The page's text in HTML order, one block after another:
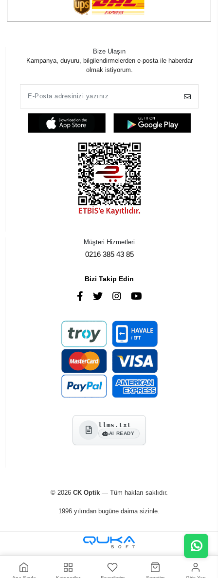
Bize Ulaşın
Kampanya, duyuru, bilgilendirmelerden e-posta ile haberdar
olmak istiyorum.
Müşteri Hizmetleri
0216 385 43 85
Bizi Takip Edin
llms.txt
AI READY
© 2026 CK Optik— Tüm hakları saklıdır.
1996 yılından bugüne daima sizinle.